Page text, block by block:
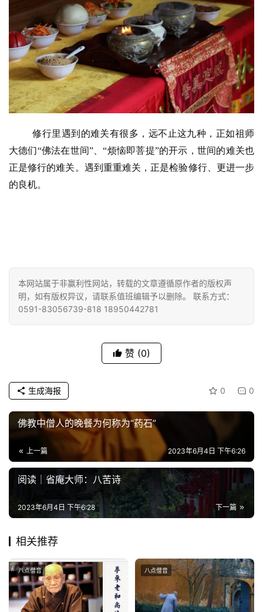
修行里遇到的难关有很多，远不止这九种，正如祖师
大德们“佛法在世间”、“烦恼即菩提”的开示，世间的难关也
正是修行的难关。遇到重重难关，正是检验修行、更进一步
的良机。
本网站属于非赢利性网站，转载的文章遵循原作者的版权声
明，如有版权异议，请联系值班编辑予以删除。 联系方式：
0591-83056739-818 18950442781
赞 (0)
0 0
生成海报
佛教中僧人的晚餐为何称为“药石”
上一篇 2023年6月4日 下午6:26
阅读｜省庵大师：八苦诗
下一篇
2023年6月4日 下午6:28
相关推荐
八点僧音 八点僧音